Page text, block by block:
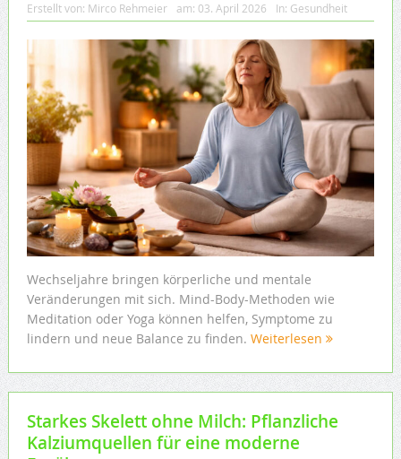
Erstellt von: Mirco Rehmeier am: 03. April 2026 In: Gesundheit
Wechseljahre bringen körperliche und mentale
Veränderungen mit sich. Mind-Body-Methoden wie
Meditation oder Yoga können helfen, Symptome zu
lindern und neue Balance zu finden. Weiterlesen
Starkes Skelett ohne Milch: Pflanzliche
Kalziumquellen für eine moderne